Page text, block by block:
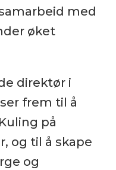
med
øket
direktør i
frem til å
på
og til å skape
og